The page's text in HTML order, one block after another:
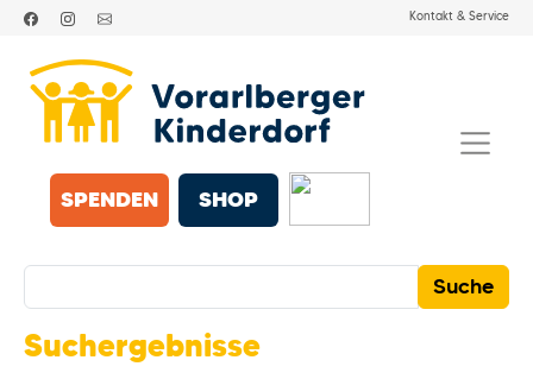
Kontakt & Service
SPENDEN SHOP
Suchergebnisse